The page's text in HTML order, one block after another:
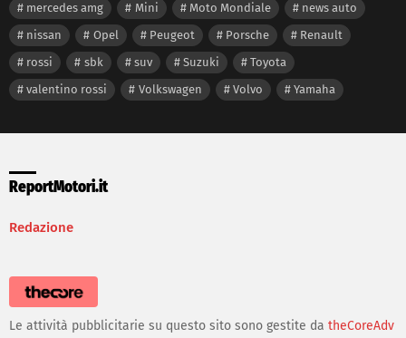
mercedes amg
Mini Moto Mondiale
news auto
nissan
Opel Peugeot Porsche
Renault
rossi
sbk suv Suzuki
Toyota
valentino rossi
Volkswagen Volvo Yamaha
ReportMotori.it
Redazione
Le attività pubblicitarie su questo sito sono gestite da theCoreAdv